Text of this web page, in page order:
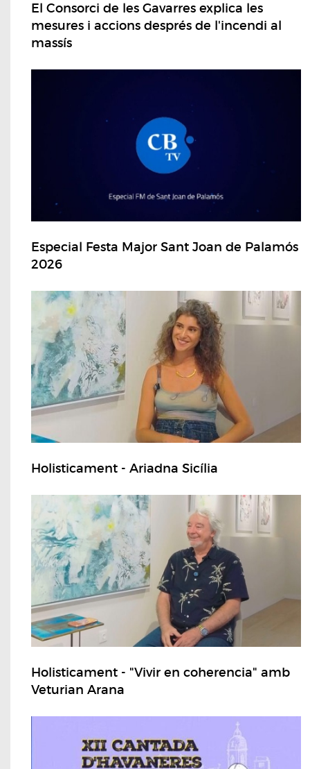
El Consorci de les Gavarres explica les
mesures i accions després de l'incendi al
massís
Especial Festa Major Sant Joan de Palamós
2026
Holisticament - Ariadna Sicília
Holisticament - "Vivir en coherencia" amb
Veturian Arana